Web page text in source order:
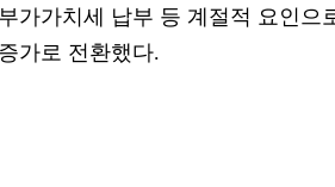
가가치세 납부 등 계절적 요인으
가로 전환했다.